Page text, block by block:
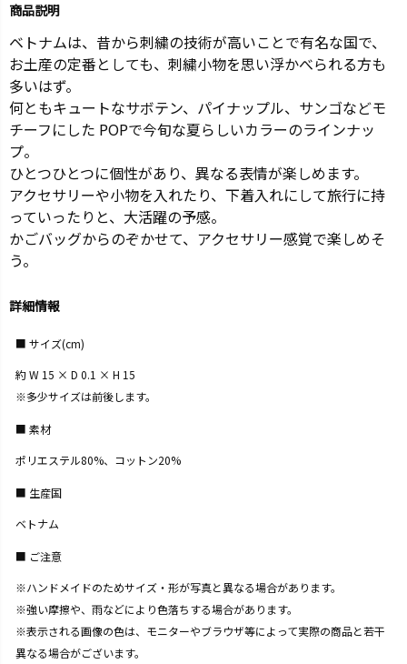
商品説明
ベトナムは、昔から刺繍の技術が高いことで有名な国で、
お土産の定番としても、刺繍小物を思い浮かべられる方も
多いはず。
何ともキュートなサボテン、パイナップル、サンゴなどモ
チーフにした POPで今旬な夏らしいカラーのラインナッ
プ。
ひとつひとつに個性があり、異なる表情が楽しめます。
アクセサリーや小物を入れたり、下着入れにして旅行に持
っていったりと、大活躍の予感。
かごバッグからのぞかせて、アクセサリー感覚で楽しめそ
う。
詳細情報
サイズ(cm)
約 W 15 × D 0.1 × H 15
※多少サイズは前後します。
素材
ポリエステル80%、コットン20%
生産国
ベトナム
ご注意
※ハンドメイドのためサイズ・形が写真と異なる場合があります。
※強い摩擦や、雨などにより色落ちする場合があります。
※表示される画像の色は、モニターやブラウザ等によって実際の商品と若干
異なる場合がございます。